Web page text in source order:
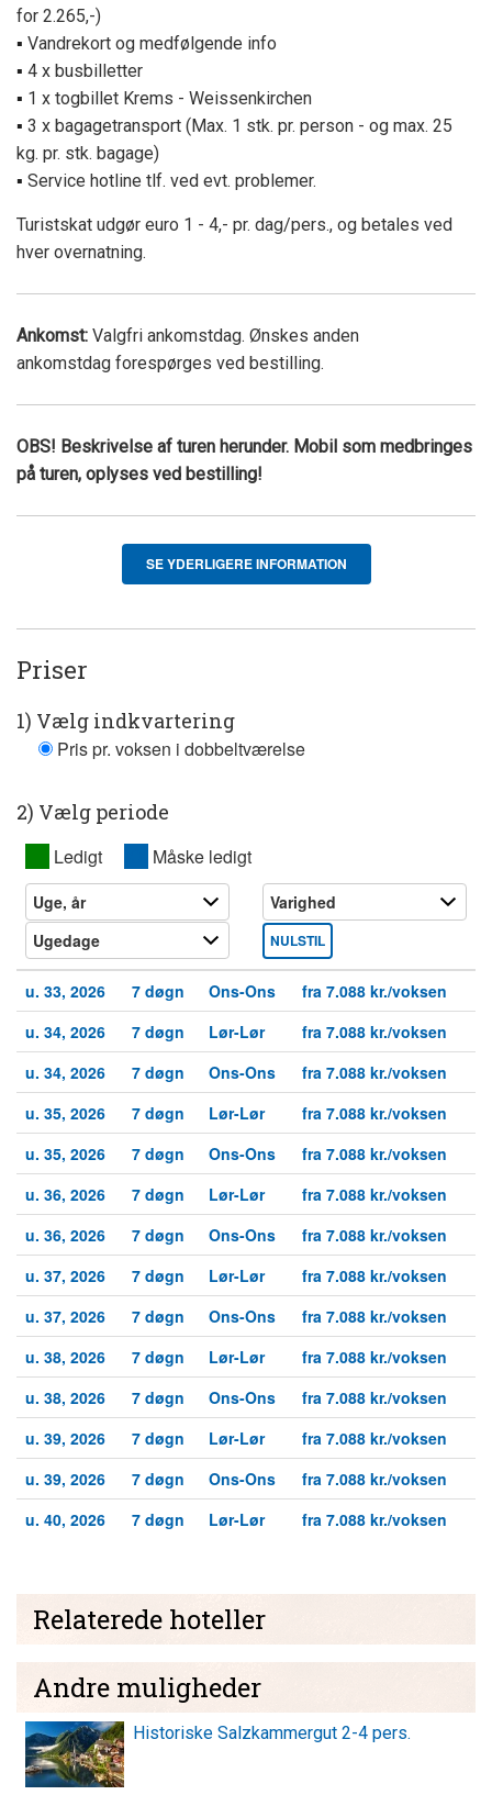
for 2.265,-)
▪ Vandrekort og medfølgende info
▪ 4 x busbilletter
▪ 1 x togbillet Krems - Weissenkirchen
▪ 3 x bagagetransport (Max. 1 stk. pr. person - og max. 25
kg. pr. stk. bagage)
▪ Service hotline tlf. ved evt. problemer.
Turistskat udgør euro 1 - 4,- pr. dag/pers., og betales ved
hver overnatning.
Ankomst: Valgfri ankomstdag. Ønskes anden
ankomstdag forespørges ved bestilling.
OBS! Beskrivelse af turen herunder. Mobil som medbringes
på turen, oplyses ved bestilling!
SE YDERLIGERE INFORMATION
Priser
1) Vælg indkvartering
Pris pr. voksen i dobbeltværelse
2) Vælg periode
Ledigt Måske ledigt
NULSTIL
u. 33, 2026 7 døgn Ons-Ons
fra 7.088 kr./voksen
u. 34, 2026
7 døgn Lør-Lør
fra 7.088 kr./voksen
u. 34, 2026
7 døgn Ons-Ons
fra 7.088 kr./voksen
u. 35, 2026
7 døgn Lør-Lør
fra 7.088 kr./voksen
u. 35, 2026
7 døgn Ons-Ons
fra 7.088 kr./voksen
u. 36, 2026
7 døgn Lør-Lør
fra 7.088 kr./voksen
u. 36, 2026
7 døgn Ons-Ons
fra 7.088 kr./voksen
u. 37, 2026
7 døgn Lør-Lør
fra 7.088 kr./voksen
u. 37, 2026
7 døgn Ons-Ons
fra 7.088 kr./voksen
u. 38, 2026
7 døgn Lør-Lør
fra 7.088 kr./voksen
u. 38, 2026
7 døgn Ons-Ons
fra 7.088 kr./voksen
u. 39, 2026
7 døgn Lør-Lør
fra 7.088 kr./voksen
u. 39, 2026
7 døgn Ons-Ons
fra 7.088 kr./voksen
u. 40, 2026
7 døgn Lør-Lør fra 7.088 kr./voksen
Relaterede hoteller
Andre muligheder
Historiske Salzkammergut 2-4 pers.